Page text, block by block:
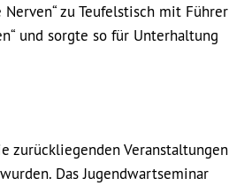
zu Teufelstisch mit Führer
und sorgte so für Unterhaltung
zurückliegenden Veranstaltungen
Das Jugendwartseminar